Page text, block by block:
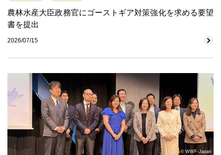
農林水産大臣政務官にゴーストギア対策強化を求める要望
書を提出
2026/07/15
© WWF-Japan